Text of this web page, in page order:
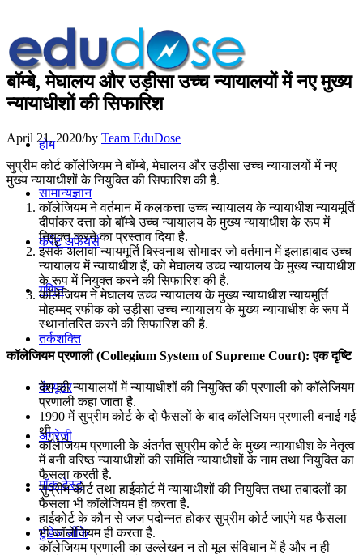
होम
सामान्यज्ञान
करेंट अफेयर्स
गणित
तर्कशक्ति
कंप्यूटर
अंग्रेजी
मॉक टेस्ट
टुडेज जीके
बॉम्बे, मेघालय और उड़ीसा उच्च न्यायालयों में नए मुख्य
न्यायाधीशों की सिफारिश
April 21, 2020/by Team EduDose
सुप्रीम कोर्ट कॉलेजियम ने बॉम्बे, मेघालय और उड़ीसा उच्च न्यायालयों में नए
मुख्य न्यायाधीशों के नियुक्ति की सिफारिश की है.
कॉलेजियम ने वर्तमान में कलकत्ता उच्च न्यायालय के न्यायाधीश न्यायमूर्ति
दीपांकर दत्ता को बॉम्बे उच्च न्यायालय के मुख्य न्यायाधीश के रूप में
नियुक्त करने का प्रस्ताव दिया है.
इसके अलावा न्यायमूर्ति बिस्वनाथ सोमादर जो वर्तमान में इलाहाबाद उच्च
न्यायालय में न्यायाधीश हैं, को मेघालय उच्च न्यायालय के मुख्य न्यायाधीश
के रूप में नियुक्त करने की सिफारिश की है.
कॉलेजियम ने मेघालय उच्च न्यायालय के मुख्य न्यायाधीश न्यायमूर्ति
मोहम्मद रफीक को उड़ीसा उच्च न्यायालय के मुख्य न्यायाधीश के रूप में
स्थानांतरित करने की सिफारिश की है.
कॉलेजियम प्रणाली (Collegium System of Supreme Court): एक दृष्टि
देश की न्यायालयों में न्यायाधीशों की नियुक्ति की प्रणाली को कॉलेजियम
प्रणाली कहा जाता है.
1990 में सुप्रीम कोर्ट के दो फैसलों के बाद कॉलेजियम प्रणाली बनाई गई
थी.
कॉलेजियम प्रणाली के अंतर्गत सुप्रीम कोर्ट के मुख्‍य न्‍यायाधीश के नेतृत्‍व
में बनी वरिष्ठ न्यायाधीशों की समिति न्यायाधीशों के नाम तथा नियुक्ति का
फैसला करती है.
सुप्रीम कोर्ट तथा हाईकोर्ट में न्यायाधीशों की नियुक्ति तथा तबादलों का
फैसला भी कॉलेजियम ही करता है.
हाईकोर्ट के कौन से जज पदोन्‍नत होकर सुप्रीम कोर्ट जाएंगे यह फैसला
भी कॉलेजियम ही करता है.
कॉलेजियम प्रणाली का उल्‍लेखन न तो मूल संविधान में है और न ही